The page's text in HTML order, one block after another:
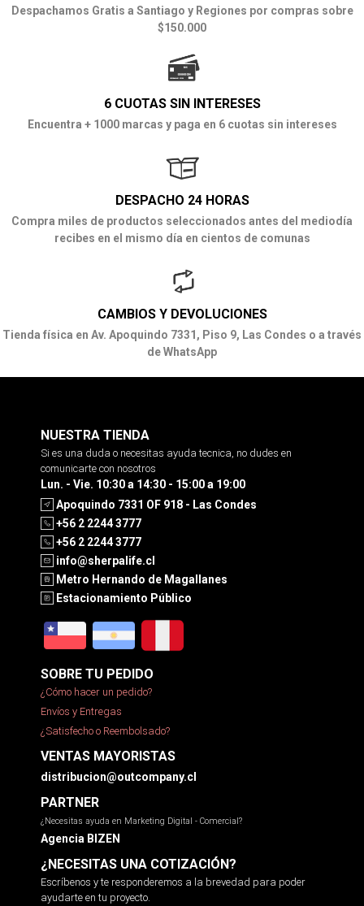
Despachamos Gratis a Santiago y Regiones por compras sobre
$150.000
6 CUOTAS SIN INTERESES
Encuentra + 1000 marcas y paga en 6 cuotas sin intereses
DESPACHO 24 HORAS
Compra miles de productos seleccionados antes del mediodía
recibes en el mismo día en cientos de comunas
CAMBIOS Y DEVOLUCIONES
Tienda física en Av. Apoquindo 7331, Piso 9, Las Condes o a través
de WhatsApp
NUESTRA TIENDA
Si es una duda o necesitas ayuda tecnica, no dudes en
comunicarte con nosotros
Lun. - Vie. 10:30 a 14:30 - 15:00 a 19:00
Apoquindo 7331 OF 918 - Las Condes
+56 2 2244 3777
+56 2 2244 3777
info@sherpalife.cl
Metro Hernando de Magallanes
Estacionamiento Público
SOBRE TU PEDIDO
¿Cómo hacer un pedido?
Envíos y Entregas
¿Satisfecho o Reembolsado?
VENTAS MAYORISTAS
distribucion@outcompany.cl
PARTNER
¿Necesitas ayuda en Marketing Digital - Comercial?
Agencia BIZEN
¿NECESITAS UNA COTIZACIÓN?
Escríbenos y te responderemos a la brevedad para poder
ayudarte en tu proyecto.